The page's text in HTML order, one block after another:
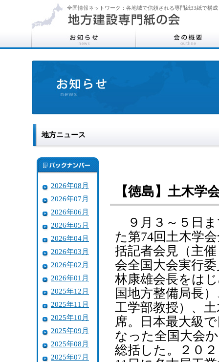
全国情報ネットワーク：各地域で信頼される専門紙33紙で構成
地方ニュース
2026年08月
2026年07月
2026年06月
2026年05月
2026年04月
2026年03月
2026年02月
2026年01月
2025年12月
2025年11月
2025年10月
2025年09月
2025年08月
2025年07月
【徳島】土木学
９月３～５日ま
た第74回土木学
括記者会見（主
会全国大会実行
林康雄会長をは
国地方整備局長
工学部教授）、
席。日本最大級
なった全国大会
総括した。２０